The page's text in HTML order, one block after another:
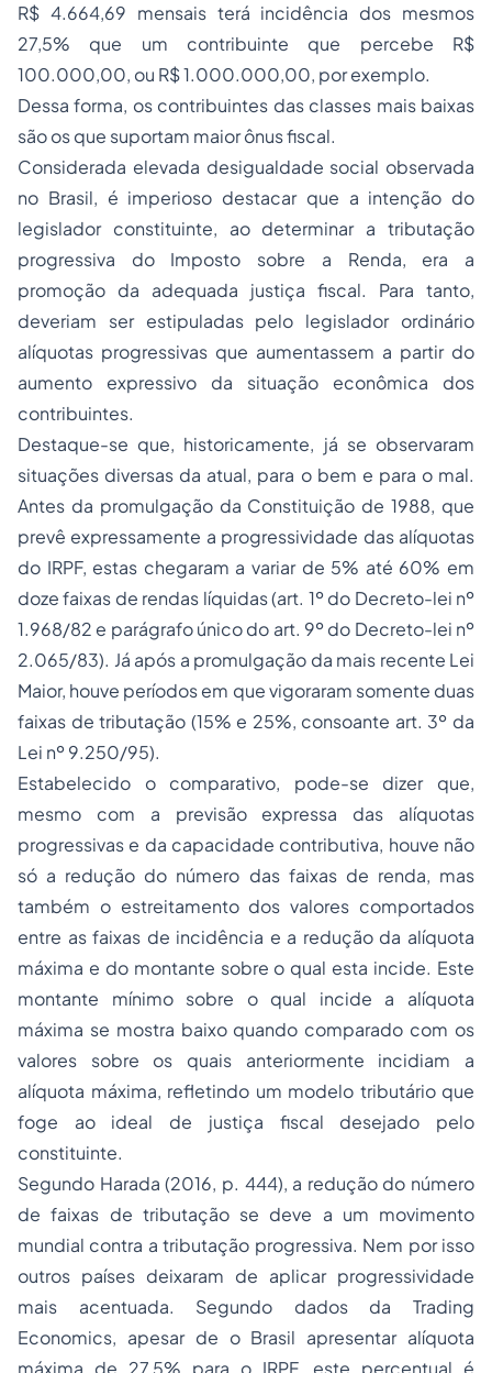
R$ 4.664,69 mensais terá incidência dos mesmos
27,5% que um contribuinte que percebe R$
100.000,00, ou R$ 1.000.000,00, por exemplo.
Dessa forma, os contribuintes das classes mais baixas
são os que suportam maior ônus fiscal.
Considerada elevada desigualdade social observada
no Brasil, é imperioso destacar que a intenção do
legislador constituinte, ao determinar a tributação
progressiva do Imposto sobre a Renda, era a
promoção da adequada justiça fiscal. Para tanto,
deveriam ser estipuladas pelo legislador ordinário
alíquotas progressivas que aumentassem a partir do
aumento expressivo da situação econômica dos
contribuintes.
Destaque-se que, historicamente, já se observaram
situações diversas da atual, para o bem e para o mal.
Antes da promulgação da Constituição de 1988, que
prevê expressamente a progressividade das alíquotas
do IRPF, estas chegaram a variar de 5% até 60% em
doze faixas de rendas líquidas (art. 1º do Decreto-lei nº
1.968/82 e parágrafo único do art. 9º do Decreto-lei nº
2.065/83). Já após a promulgação da mais recente Lei
Maior, houve períodos em que vigoraram somente duas
faixas de tributação (15% e 25%, consoante art. 3º da
Lei nº 9.250/95).
Estabelecido o comparativo, pode-se dizer que,
mesmo com a previsão expressa das alíquotas
progressivas e da capacidade contributiva, houve não
só a redução do número das faixas de renda, mas
também o estreitamento dos valores comportados
entre as faixas de incidência e a redução da alíquota
máxima e do montante sobre o qual esta incide. Este
montante mínimo sobre o qual incide a alíquota
máxima se mostra baixo quando comparado com os
valores sobre os quais anteriormente incidiam a
alíquota máxima, refletindo um modelo tributário que
foge ao ideal de justiça fiscal desejado pelo
constituinte.
Segundo Harada (2016, p. 444), a redução do número
de faixas de tributação se deve a um movimento
mundial contra a tributação progressiva. Nem por isso
outros países deixaram de aplicar progressividade
mais acentuada. Segundo dados da Trading
Economics, apesar de o Brasil apresentar alíquota